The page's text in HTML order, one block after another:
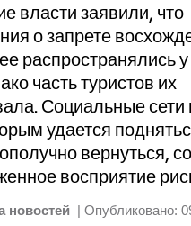
власти заявили, что
о запрете
распространялись
часть туристов их
Социальные сети
удается
вернуться,
восприятие
новостей | Опубликовано: